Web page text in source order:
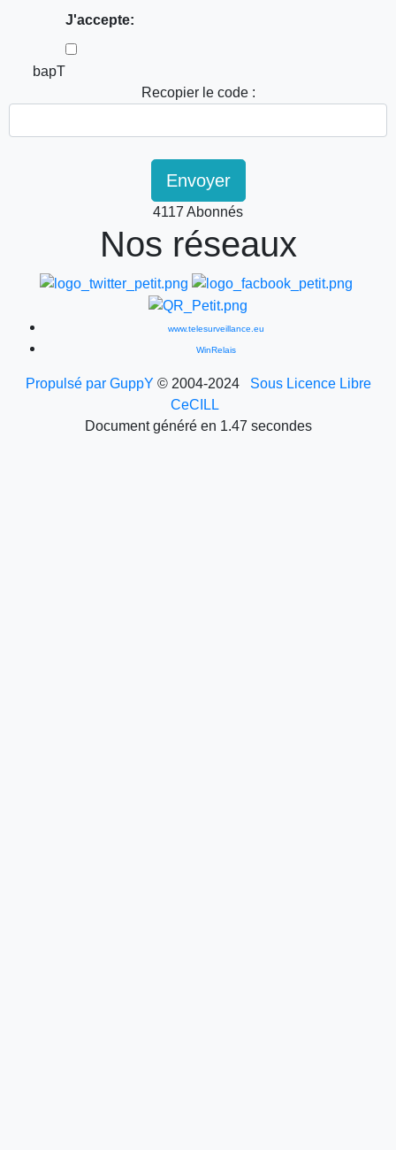
J'accepte:
bapT
Recopier le code :
Envoyer
4117 Abonnés
Nos réseaux
www.telesurveillance.eu
WinRelais
Propulsé par GuppY © 2004-2024
Sous Licence Libre
CeCILL
Document généré en 1.47 secondes